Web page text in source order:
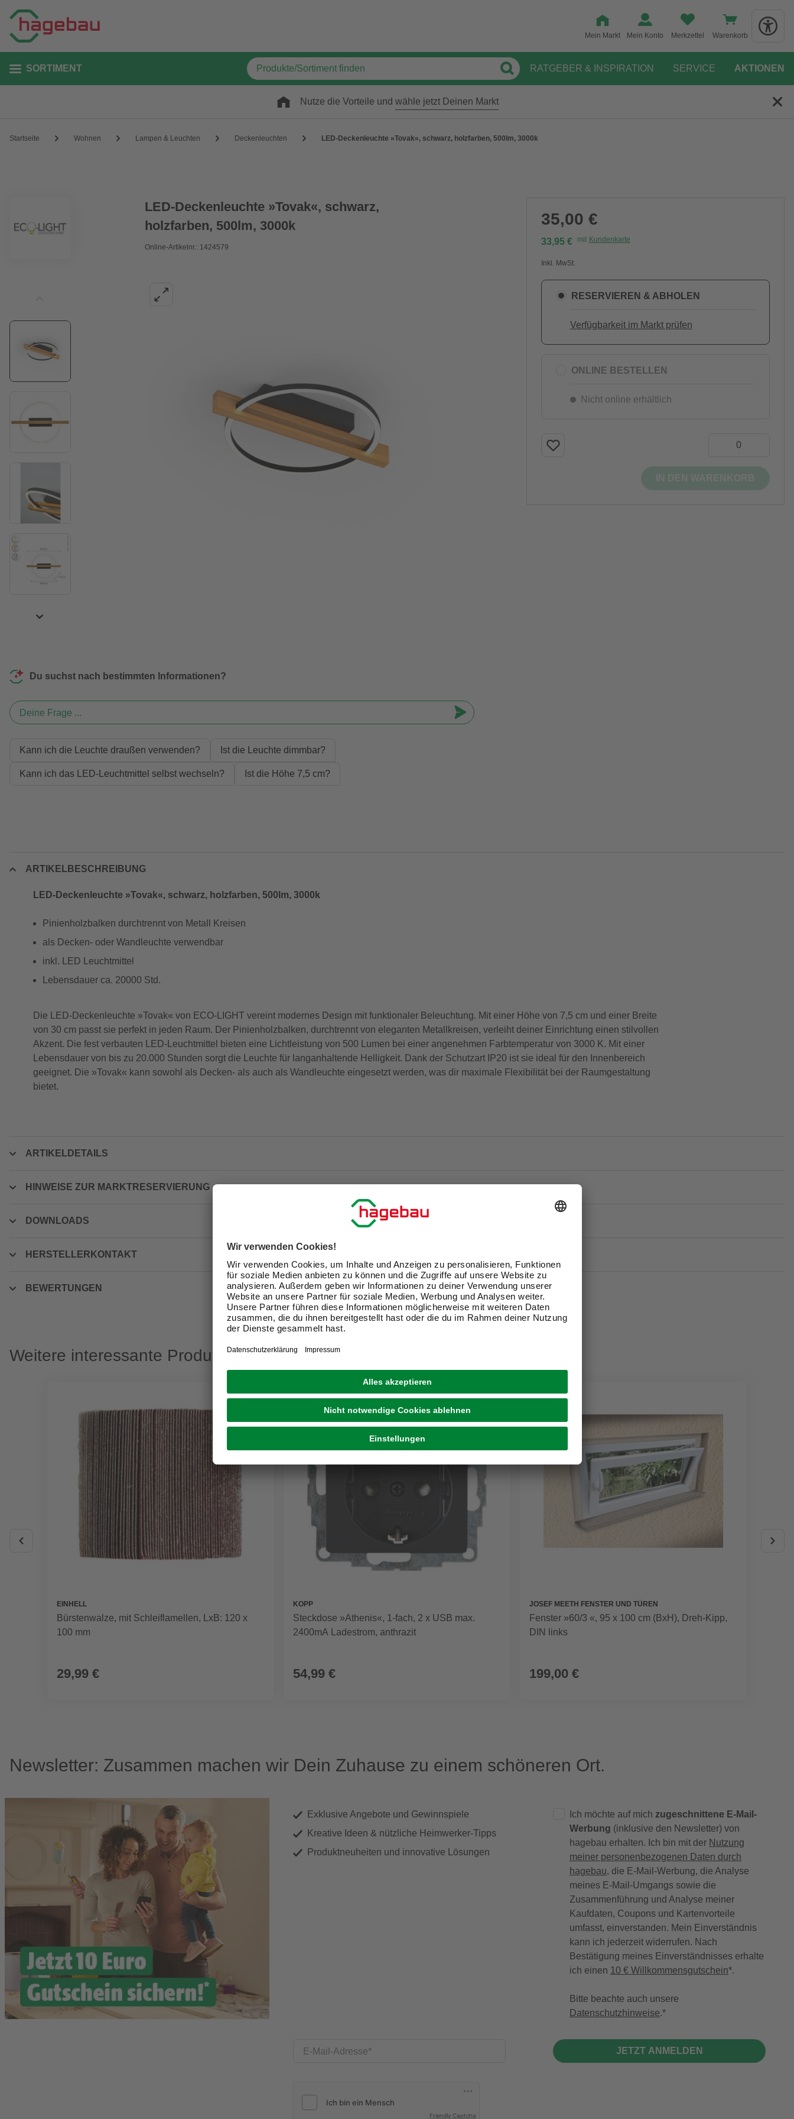
Mein Markt Mein Konto Merkzettel Warenkorb
SORTIMENT RATGEBER & INSPIRATION SERVICE AKTIONEN
Nutze die Vorteile und wähle jetzt Deinen Markt
Startseite Wohnen Lampen & Leuchten Deckenleuchten LED-Deckenleuchte »Tovak«, schwarz, holzfarben, 500lm, 3000k
LED-Deckenleuchte »Tovak«, schwarz,
holzfarben, 500lm, 3000k
Online-Artikelnr.: 1424579
35,00 €
33,95 € mit Kundenkarte
Inkl. MwSt.
RESERVIEREN & ABHOLEN
Verfügbarkeit im Markt prüfen
ONLINE BESTELLEN
Nicht online erhältlich
Du suchst nach bestimmten Informationen?
Deine Frage ...
Kann ich die Leuchte draußen verwenden? Ist die Leuchte dimmbar?
Kann ich das LED-Leuchtmittel selbst wechseln? Ist die Höhe 7,5 cm?
ARTIKELBESCHREIBUNG
LED-Deckenleuchte »Tovak«, schwarz, holzfarben, 500lm, 3000k
Pinienholzbalken durchtrennt von Metall Kreisen
als Decken- oder Wandleuchte verwendbar
inkl. LED Leuchtmittel
Lebensdauer ca. 20000 Std.
Die LED-Deckenleuchte »Tovak« von ECO-LIGHT vereint modernes Design mit funktionaler Beleuchtung. Mit einer Höhe von 7,5 cm und einer Breite
von 30 cm passt sie perfekt in jeden Raum. Der Pinienholzbalken, durchtrennt von eleganten Metallkreisen, verleiht deiner Einrichtung einen stilvollen
Akzent. Die fest verbauten LED-Leuchtmittel bieten eine Lichtleistung von 500 Lumen bei einer angenehmen Farbtemperatur von 3000 K. Mit einer
Lebensdauer von bis zu 20.000 Stunden sorgt die Leuchte für langanhaltende Helligkeit. Dank der Schutzart IP20 ist sie ideal für den Innenbereich
geeignet. Die »Tovak« kann sowohl als Decken- als auch als Wandleuchte eingesetzt werden, was dir maximale Flexibilität bei der Raumgestaltung
bietet.
ARTIKELDETAILS
HINWEISE ZUR MARKTRESERVIERUNG
DOWNLOADS
HERSTELLERKONTAKT
BEWERTUNGEN
Weitere interessante Produkte
EINHELL
Bürstenwalze, mit Schleiflamellen, LxB: 120 x
100 mm
29,99 €
KOPP
Steckdose »Athenis«, 1-fach, 2 x USB max.
2400mA Ladestrom, anthrazit
54,99 €
JOSEF MEETH FENSTER UND TÜREN
Fenster »60/3 «, 95 x 100 cm (BxH), Dreh-Kipp,
DIN links
199,00 €
Newsletter: Zusammen machen wir Dein Zuhause zu einem schöneren Ort.
Exklusive Angebote und Gewinnspiele
Kreative Ideen & nützliche Heimwerker-Tipps
Produktneuheiten und innovative Lösungen
E-Mail-Adresse
Friendly Captcha
Ich möchte auf mich zugeschnittene E-Mail-
Werbung (inklusive den Newsletter) von
hagebau erhalten. Ich bin mit der Nutzung
meiner personenbezogenen Daten durch
hagebau, die E-Mail-Werbung, die Analyse
meines E-Mail-Umgangs sowie die
Zusammenführung und Analyse meiner
Kaufdaten, Coupons und Kartenvorteile
umfasst, einverstanden. Mein Einverständnis
kann ich jederzeit widerrufen. Nach
Bestätigung meines Einverständnisses erhalte
ich einen 10 € Willkommensgutschein*.
Bitte beachte auch unsere
Datenschutzhinweise.
JETZT ANMELDEN